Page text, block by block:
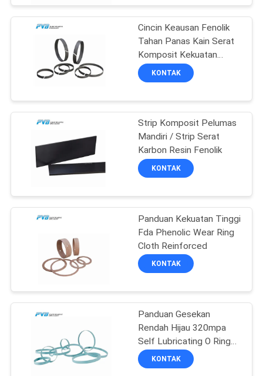
VR
TENTANG
KAMI
TUR
PABRIK
KONTROL
HUBUNGI
KASUS-
Bantalan Perunggu
Grafit
10
Bantalan Perunggu
Dibungkus
Bos Berjajar PTFE
Cincin Keausan Fenolik
Tahan Panas Kain Serat
Komposit Kekuatan
Tinggi Diperkuat
KONTAK
Strip Komposit Pelumas
Mandiri / Strip Serat
Karbon Resin Fenolik
KONTAK
Panduan Kekuatan Tinggi
Fda Phenolic Wear Ring
Cloth Reinforced
KONTAK
Panduan Gesekan
Rendah Hijau 320mpa
Self Lubricating O Ring
Reinforced Polyester
Resin
KONTAK